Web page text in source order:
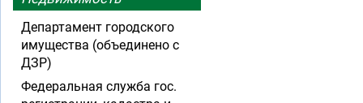
Департамент городского
имущества (объединено с
ДЗР)
Федеральная служба гос.